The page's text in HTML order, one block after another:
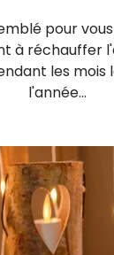
pour
à réchauffer
les mois
l'année...